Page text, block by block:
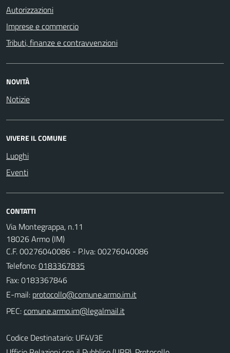
Autorizzazioni
Imprese e commercio
Tributi, finanze e contravvenzioni
NOVITÀ
Notizie
VIVERE IL COMUNE
Luoghi
Eventi
CONTATTI
Via Montegrappa, n.11
18026 Armo (IM)
C.F. 00276040086 - P.Iva: 00276040086
Telefono:0183367835
Fax: 0183367846
E-mail:
PEC:
Codice Destinatario: UF4V3E